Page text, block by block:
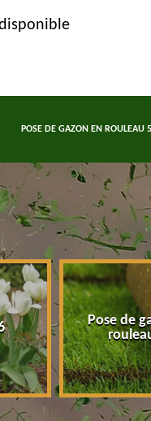
POSE DE GAZON EN ROULEAU
Pose de